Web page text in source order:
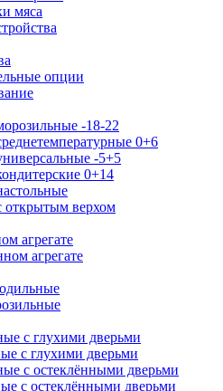
мяса
опции
-18-22
0+6
-5+5
0+14
верхом
агрегате
агрегате
с глухими дверьми
с глухими дверьми
с остеклёнными дверьми
с остеклёнными дверьми